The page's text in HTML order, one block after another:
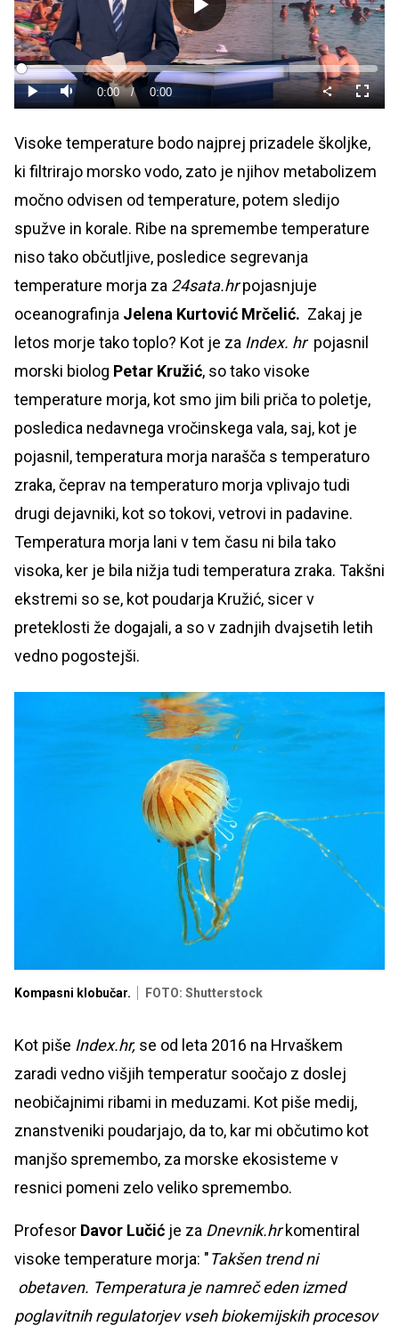
Predvajaj
PredvajajTiho Current
0:00 / Duration
0:00
Loaded:
0%
način
Visoke temperature bodo najprej prizadele školjke,
ki filtrirajo morsko vodo, zato je njihov metabolizem
močno odvisen od temperature, potem sledijo
spužve in korale. Ribe na spremembe temperature
niso tako občutljive, posledice segrevanja
temperature morja za 24sata.hrpojasnjuje
oceanografinja Jelena Kurtović Mrčelić. Zakaj je
letos morje tako toplo? Kot je za Index. hrpojasnil
morski biolog Petar Kružić, so tako visoke
temperature morja, kot smo jim bili priča to poletje,
posledica nedavnega vročinskega vala, saj, kot je
pojasnil, temperatura morja narašča s temperaturo
zraka, čeprav na temperaturo morja vplivajo tudi
drugi dejavniki, kot so tokovi, vetrovi in padavine.
Temperatura morja lani v tem času ni bila tako
visoka, ker je bila nižja tudi temperatura zraka. Takšni
ekstremi so se, kot poudarja Kružić, sicer v
preteklosti že dogajali, a so v zadnjih dvajsetih letih
vedno pogostejši.
Kompasni klobučar. FOTO: Shutterstock
Kot piše Index.hr, se od leta 2016 na Hrvaškem
zaradi vedno višjih temperatur soočajo z doslej
neobičajnimi ribami in meduzami. Kot piše medij,
znanstveniki poudarjajo, da to, kar mi občutimo kot
manjšo spremembo, za morske ekosisteme v
resnici pomeni zelo veliko spremembo.
Profesor Davor Lučić je za Dnevnik.hrkomentiral
visoke temperature morja: "Takšen trend ni
obetaven. Temperatura je namreč eden izmed
poglavitnih regulatorjev vseh biokemijskih procesov